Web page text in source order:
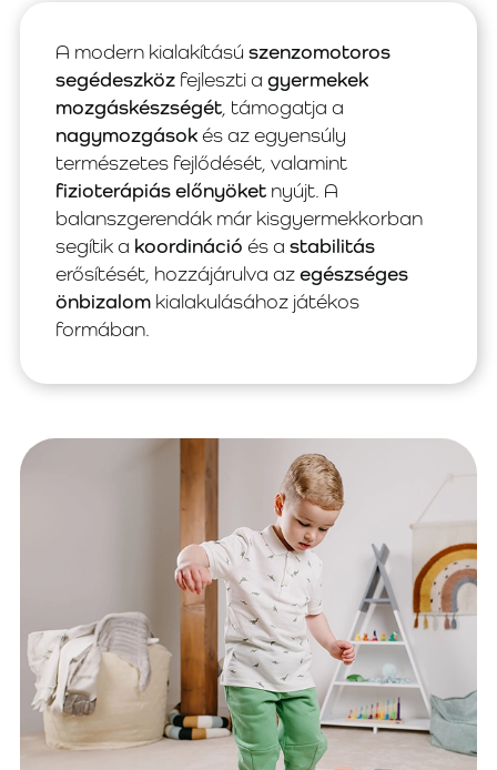
A modern kialakítású szenzomotoros
segédeszköz fejleszti a gyermekek
mozgáskészségét , támogatja a
nagymozgásokés az egyensúly
természetes fejlődését, valamint
fizioterápiás előnyöket nyújt. A
balanszgerendák már kisgyermekkorban
segítik a koordináció és a stabilitás
erősítését, hozzájárulva azegészséges
önbizalom kialakulásához játékos
formában.